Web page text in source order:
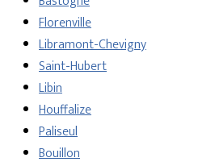
Florenville
Libramont-Chevigny
Saint-Hubert
Libin
Houffalize
Paliseul
Bouillon